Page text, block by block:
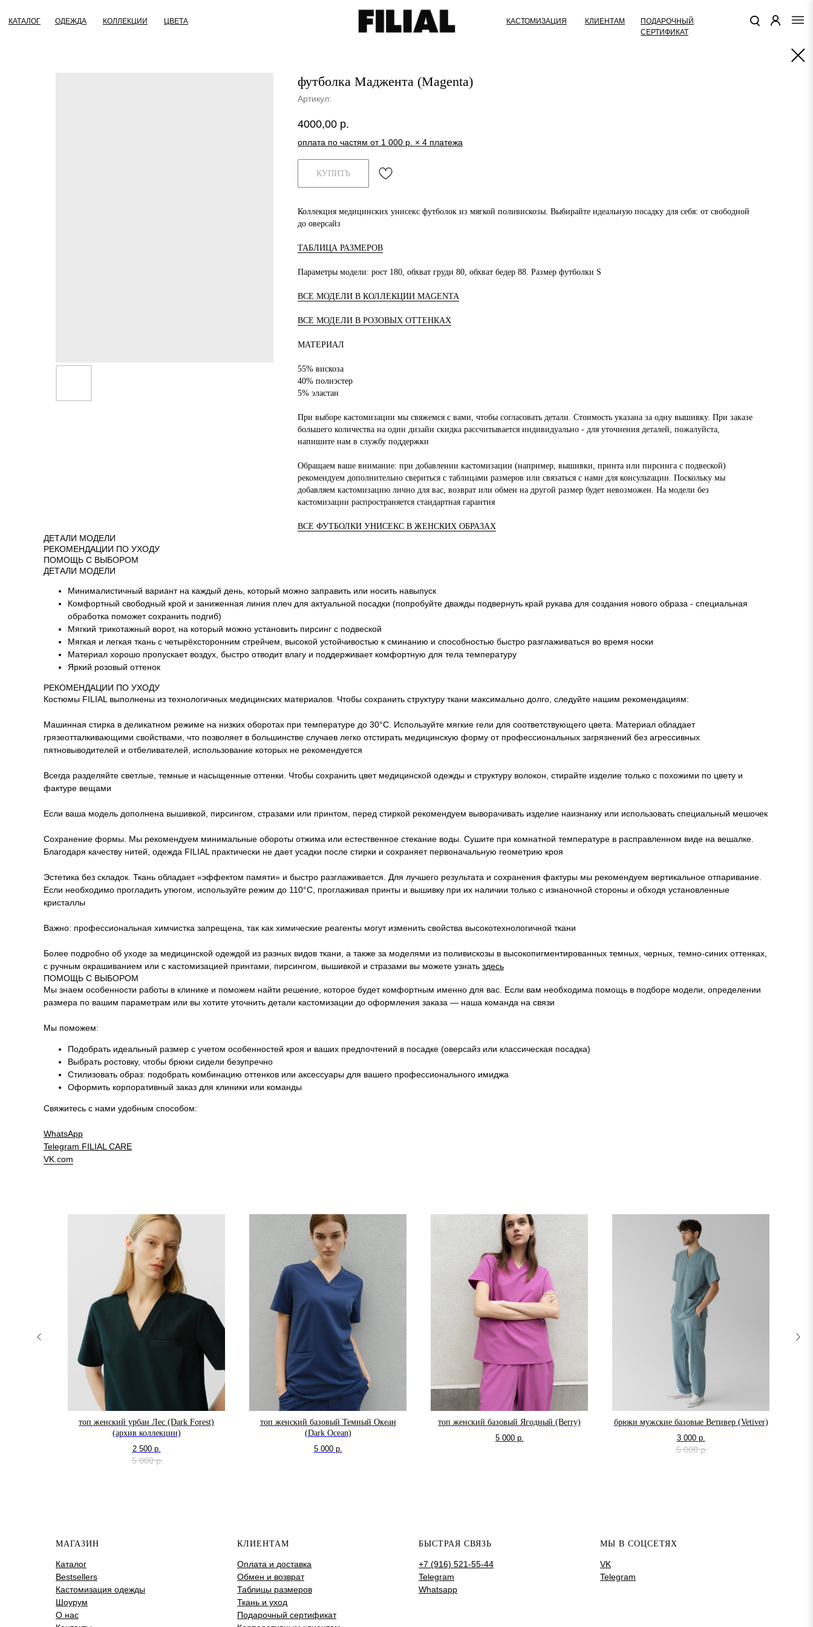
ПОДАРОЧНЫЙ
СЕРТИФИКАТ
КЛИЕНТАМ
КАСТОМИЗАЦИЯ
ЦВЕТА
КОЛЛЕКЦИИ
ОДЕЖДА
КАТАЛОГ
футболка Маджента (Magenta)
Артикул:
4000,00 р.
оплата по частям от 1 000 р. × 4 платежа
КУПИТЬ
Коллекция медицинских унисекс футболок из мягкой поливискозы. Выбирайте идеальную посадку для себя: от свободной
до оверсайз
ТАБЛИЦА РАЗМЕРОВ
Параметры модели: рост 180, обхват груди 80, обхват бедер 88. Размер футболки S
ВСЕ МОДЕЛИ В КОЛЛЕКЦИИ MAGENTA
ВСЕ МОДЕЛИ В РОЗОВЫХ ОТТЕНКАХ
МАТЕРИАЛ
55% вискоза
40% полиэстер
5% эластан
При выборе кастомизации мы свяжемся с вами, чтобы согласовать детали. Стоимость указана за одну вышивку. При заказе
большего количества на один дизайн скидка рассчитывается индивидуально - для уточнения деталей, пожалуйста,
напишите нам в службу поддержки
Обращаем ваше внимание: при добавлении кастомизации (например, вышивки, принта или пирсинга с подвеской)
рекомендуем дополнительно свериться с таблицами размеров или связаться с нами для консультации. Поскольку мы
добавляем кастомизацию лично для вас, возврат или обмен на другой размер будет невозможен. На модели без
кастомизации распространяется стандартная гарантия
ВСЕ ФУТБОЛКИ УНИСЕКС В ЖЕНСКИХ ОБРАЗАХ
ДЕТАЛИ МОДЕЛИ
РЕКОМЕНДАЦИИ ПО УХОДУ
ПОМОЩЬ С ВЫБОРОМ
ДЕТАЛИ МОДЕЛИ
Минималистичный вариант на каждый день, который можно заправить или носить навыпуск
Комфортный свободный крой и заниженная линия плеч для актуальной посадки (попробуйте дважды подвернуть край рукава для создания нового образа - специальная
обработка поможет сохранить подгиб)
Мягкий трикотажный ворот, на который можно установить пирсинг с подвеской
Мягкая и легкая ткань с четырёхсторонним стрейчем, высокой устойчивостью к сминанию и способностью быстро разглаживаться во время носки
Материал хорошо пропускает воздух, быстро отводит влагу и поддерживает комфортную для тела температуру
Яркий розовый оттенок
РЕКОМЕНДАЦИИ ПО УХОДУ
Костюмы FILIAL выполнены из технологичных медицинских материалов. Чтобы сохранить структуру ткани максимально долго, следуйте нашим рекомендациям:
Машинная стирка в деликатном режиме на низких оборотах при температуре до 30°C. Используйте мягкие гели для соответствующего цвета. Материал обладает
грязеотталкивающими свойствами, что позволяет в большинстве случаев легко отстирать медицинскую форму от профессиональных загрязнений без агрессивных
пятновыводителей и отбеливателей, использование которых не рекомендуется
Всегда разделяйте светлые, темные и насыщенные оттенки. Чтобы сохранить цвет медицинской одежды и структуру волокон, стирайте изделие только с похожими по цвету и
фактуре вещами
Если ваша модель дополнена вышивкой, пирсингом, стразами или принтом, перед стиркой рекомендуем выворачивать изделие наизнанку или использовать специальный мешочек
Сохранение формы. Мы рекомендуем минимальные обороты отжима или естественное стекание воды. Сушите при комнатной температуре в расправленном виде на вешалке.
Благодаря качеству нитей, одежда FILIAL практически не дает усадки после стирки и сохраняет первоначальную геометрию кроя
Эстетика без складок. Ткань обладает «эффектом памяти» и быстро разглаживается. Для лучшего результата и сохранения фактуры мы рекомендуем вертикальное отпаривание.
Если необходимо прогладить утюгом, используйте режим до 110°C, проглаживая принты и вышивку при их наличии только с изнаночной стороны и обходя установленные
кристаллы
Важно: профессиональная химчистка запрещена, так как химические реагенты могут изменить свойства высокотехнологичной ткани
Более подробно об уходе за медицинской одеждой из разных видов ткани, а также за моделями из поливискозы в высокопигментированных темных, черных, темно-синих оттенках,
с ручным окрашиванием или с кастомизацией принтами, пирсингом, вышивкой и стразами вы можете узнать здесь
ПОМОЩЬ С ВЫБОРОМ
Мы знаем особенности работы в клинике и поможем найти решение, которое будет комфортным именно для вас. Если вам необходима помощь в подборе модели, определении
размера по вашим параметрам или вы хотите уточнить детали кастомизации до оформления заказа — наша команда на связи
Мы поможем:
Подобрать идеальный размер с учетом особенностей кроя и ваших предпочтений в посадке (оверсайз или классическая посадка)
Выбрать ростовку, чтобы брюки сидели безупречно
Стилизовать образ: подобрать комбинацию оттенков или аксессуары для вашего профессионального имиджа
Оформить корпоративный заказ для клиники или команды
Свяжитесь с нами удобным способом:
WhatsApp
Telegram FILIAL CARE
VK.com
топ женский урбан Лес (Dark Forest)
(архив коллекции)
2 500 р.
5 000 р.
топ женский базовый Темный Океан
(Dark Ocean)
5 000 р.
топ женский базовый Ягодный (Berry)
5 000 р.
брюки мужские базовые Ветивер (Vetiver)
3 000 р.
5 000 р.
МАГАЗИН
Каталог
Bestsellers
Кастомизация одежды
Шоурум
О нас
КЛИЕНТАМ
Оплата и доставка
Обмен и возврат
Таблицы размеров
Ткань и уход
Подарочный сертификат
БЫСТРАЯ СВЯЗЬ
+7 (916) 521-55-44
Telegram
Whatsapp
МЫ В СОЦСЕТЯХ
VK
Telegram